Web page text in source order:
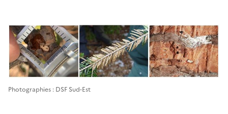
Photographies : DSF Sud-Est